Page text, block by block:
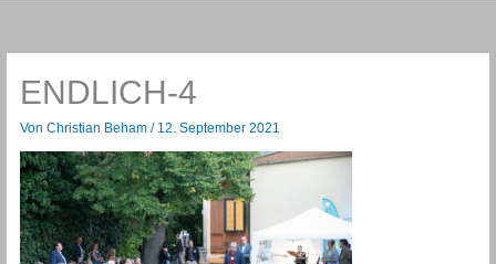
ENDLICH-4
VonChristian Beham/ 12. September 2021